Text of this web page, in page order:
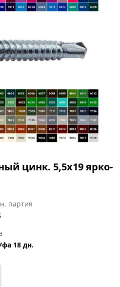
цинк. 5,5х19 ярко-
партия
18 дн.